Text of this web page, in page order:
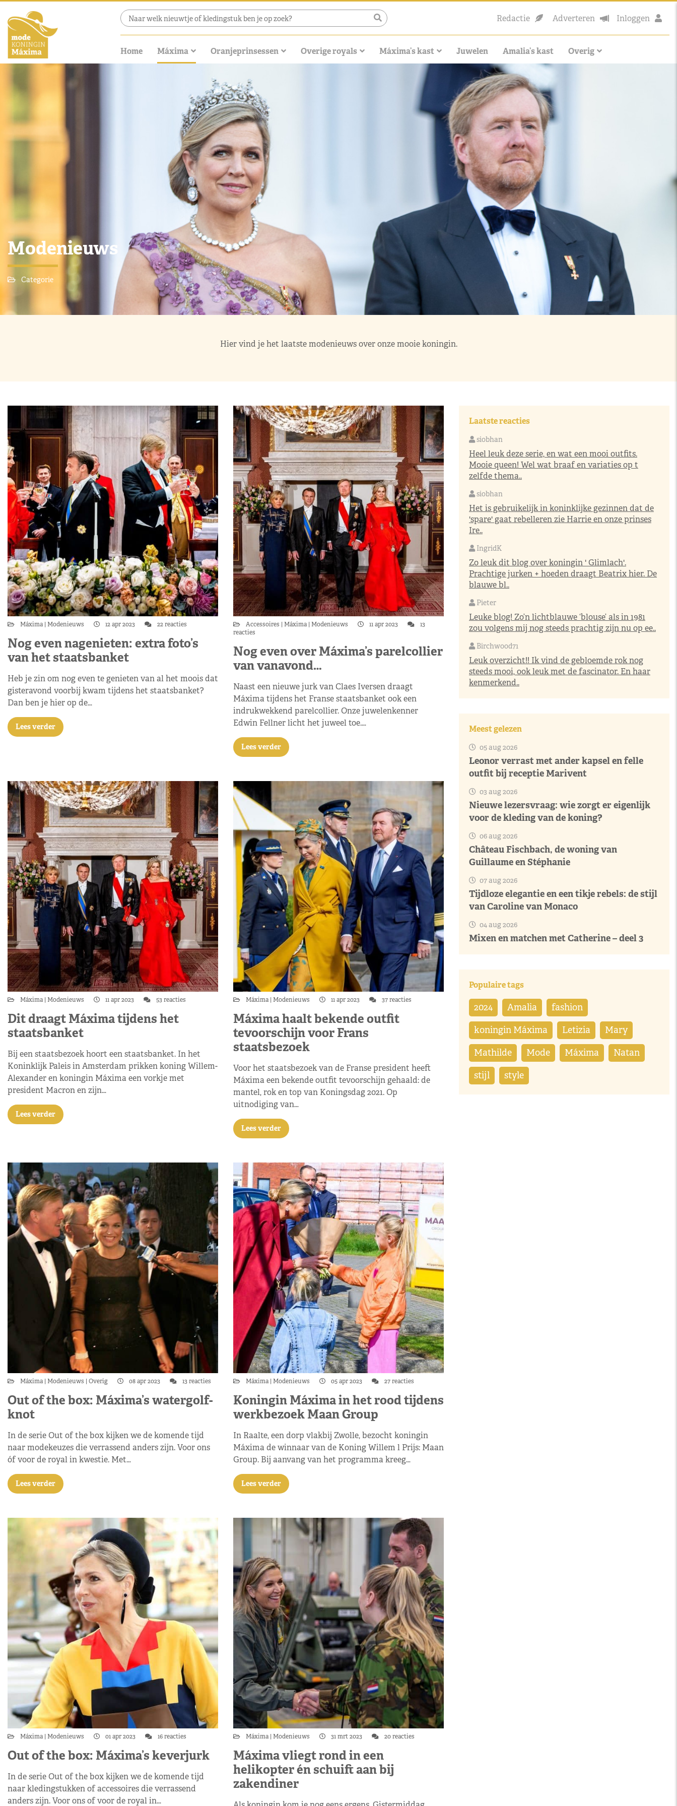
Redactie Adverteren Inloggen
Home Máxima Oranjeprinsessen Overige royals Máxima’s kast Juwelen Amalia’s kast Overig
Modenieuws
Categorie
Hier vind je het laatste modenieuws over onze mooie koningin.
Máxima Modenieuws 12 apr 2023 22 reacties
Nog even nagenieten: extra foto’s
van het staatsbanket
Heb je zin om nog even te genieten van al het moois dat
gisteravond voorbij kwam tijdens het staatsbanket?
Dan ben je hier op de…
Lees verder
Accessoires Máxima Modenieuws 11 apr 2023
13
reacties
Nog even over Máxima’s parelcollier
van vanavond…
Naast een nieuwe jurk van Claes Iversen draagt
Máxima tijdens het Franse staatsbanket ook een
indrukwekkend parelcollier. Onze juwelenkenner
Edwin Fellner licht het juweel toe.…
Lees verder
Máxima Modenieuws 11 apr 2023 53 reacties
Dit draagt Máxima tijdens het
staatsbanket
Bij een staatsbezoek hoort een staatsbanket. In het
Koninklijk Paleis in Amsterdam prikken koning Willem-
Alexander en koningin Máxima een vorkje met
president Macron en zijn…
Lees verder
Máxima Modenieuws 11 apr 2023 37 reacties
Máxima haalt bekende outfit
tevoorschijn voor Frans
staatsbezoek
Voor het staatsbezoek van de Franse president heeft
Máxima een bekende outfit tevoorschijn gehaald: de
mantel, rok en top van Koningsdag 2021. Op
uitnodiging van…
Lees verder
Máxima Modenieuws Overig 08 apr 2023 13 reacties
Out of the box: Máxima’s watergolf-
knot
In de serie Out of the box kijken we de komende tijd
naar modekeuzes die verrassend anders zijn. Voor ons
óf voor de royal in kwestie. Met…
Lees verder
Máxima Modenieuws 05 apr 2023 27 reacties
Koningin Máxima in het rood tijdens
werkbezoek Maan Group
In Raalte, een dorp vlakbij Zwolle, bezocht koningin
Máxima de winnaar van de Koning Willem l Prijs: Maan
Group. Bij aanvang van het programma kreeg…
Lees verder
Máxima Modenieuws 01 apr 2023 16 reacties
Out of the box: Máxima’s keverjurk
In de serie Out of the box kijken we de komende tijd
naar kledingstukken of accessoires die verrassend
anders zijn. Voor ons of voor de royal in…
Máxima Modenieuws 31 mrt 2023 20 reacties
Máxima vliegt rond in een
helikopter én schuift aan bij
zakendiner
Laatste reacties
siobhan
Heel leuk deze serie, en wat een mooi outfits.
Mooie queen! Wel wat braaf en variaties op t
zelfde thema..
siobhan
Het is gebruikelijk in koninklijke gezinnen dat de
'spare' gaat rebelleren zie Harrie en onze prinses
Ire..
IngridK
Zo leuk dit blog over koningin ' Glimlach'.
Prachtige jurken + hoeden draagt Beatrix hier. De
blauwe bl..
Pieter
Leuke blog! Zo’n lichtblauwe ‘blouse’ als in 1981
zou volgens mij nog steeds prachtig zijn nu op ee..
Birchwood71
Leuk overzicht!! Ik vind de gebloemde rok nog
steeds mooi, ook leuk met de fascinator. En haar
kenmerkend..
Meest gelezen
05 aug 2026
Leonor verrast met ander kapsel en felle
outfit bij receptie Marivent
03 aug 2026
Nieuwe lezersvraag: wie zorgt er eigenlijk
voor de kleding van de koning?
06 aug 2026
Château Fischbach, de woning van
Guillaume en Stéphanie
07 aug 2026
Tijdloze elegantie en een tikje rebels: de stijl
van Caroline van Monaco
04 aug 2026
Mixen en matchen met Catherine – deel 3
Populaire tags
2024 Amalia fashion
koningin Máxima Letizia Mary
Mathilde Mode Máxima Natan
stijl style